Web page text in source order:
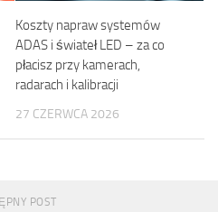
Koszty napraw systemów
ADAS i świateł LED – za co
płacisz przy kamerach,
radarach i kalibracji
27 CZERWCA 2026
POST